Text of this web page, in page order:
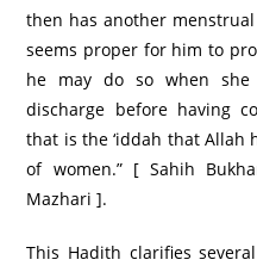
then has another
seems proper for him to
he may do so when
discharge before having
that is the ‘iddah that Allah
of women.” [ Sahih
Mazhari ].
This Hadith clarifies